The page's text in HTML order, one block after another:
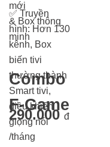
mới
& Box thông
minh
✅ Truyền
hình: Hơn 130
kênh, Box
biến tivi
thường thành
Smart tivi,
điều khiển
giọng nói
Combo
F-Game
290.000 đ
/tháng